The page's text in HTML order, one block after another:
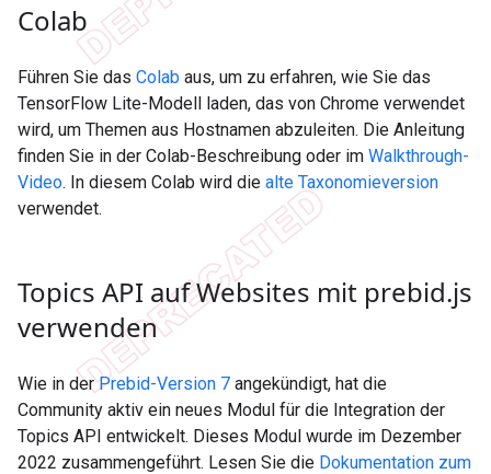
Colab
Führen Sie das Colab aus, um zu erfahren, wie Sie das
TensorFlow Lite-Modell laden, das von Chrome verwendet
wird, um Themen aus Hostnamen abzuleiten. Die Anleitung
finden Sie in der Colab-Beschreibung oder im Walkthrough-
Video. In diesem Colab wird die alte Taxonomieversion
verwendet.
Topics API auf Websites mit prebid.js
verwenden
Wie in derPrebid-Version 7 angekündigt, hat die
Community aktiv ein neues Modul für die Integration der
Topics API entwickelt. Dieses Modul wurde im Dezember
2022 zusammengeführt. Lesen Sie die Dokumentation zum